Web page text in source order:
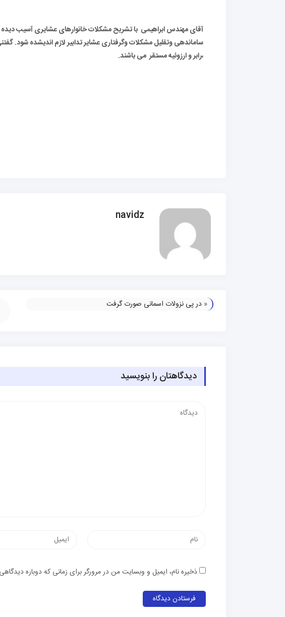
آقای مهندس ابراهیمی با تشریح مشکلات خانوارهای عشایری آسیب
ساماندهی وتقلیل مشکلات وگرفتاری عشایر تدابیر لازم اندیشده شود.
،رابر و ارزوئیه مستقر می باشند.
navidz
« در پی نزولات اسمانی صورت گرفت
دیدگاهتان را بنویسید
پست
ذخیره نام، ایمیل و وبسایت من در مرورگر برای زمانی که دوباره